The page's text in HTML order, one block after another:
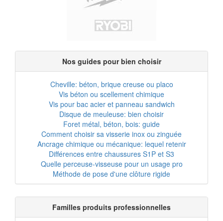
Nos guides pour bien choisir
Cheville: béton, brique creuse ou placo
Vis béton ou scellement chimique
Vis pour bac acier et panneau sandwich
Disque de meuleuse: bien choisir
Foret métal, béton, bois: guide
Comment choisir sa visserie inox ou zinguée
Ancrage chimique ou mécanique: lequel retenir
Différences entre chaussures S1P et S3
Quelle perceuse-visseuse pour un usage pro
Méthode de pose d'une clôture rigide
Familles produits professionnelles